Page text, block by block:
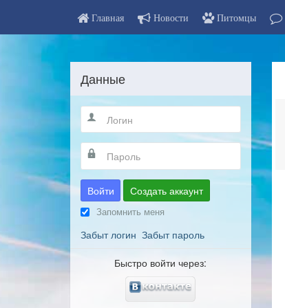
Главная Новости Питомцы
Данные
Войти Создать аккаунт
Запомнить меня
Забыт логин Забыт пароль
Быстро войти через: